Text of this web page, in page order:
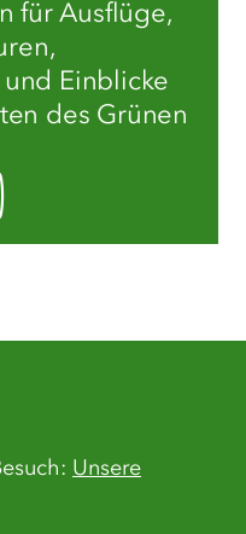
für Ausflüge,
Einblicke
des Grünen
Unsere